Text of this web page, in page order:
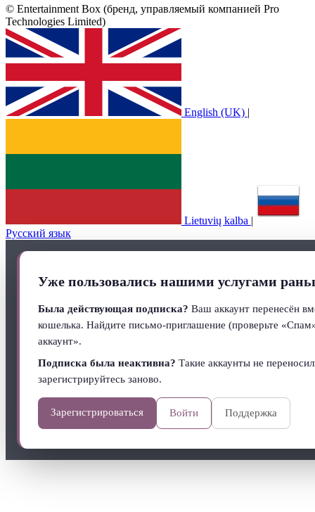
© Entertainment Box (бренд, управляемый компанией Pro
Technologies Limited)
English (UK) |
Lietuvių kalba |
Русский язык
Уже пользовались нашими услугами
Была действующая подписка? Ваш аккаунт перенесён
кошелька. Найдите письмо-приглашение (проверьте
аккаунт».
Подписка была неактивна? Такие аккаунты не
зарегистрируйтесь заново.
Зарегистрироваться Войти Поддержка